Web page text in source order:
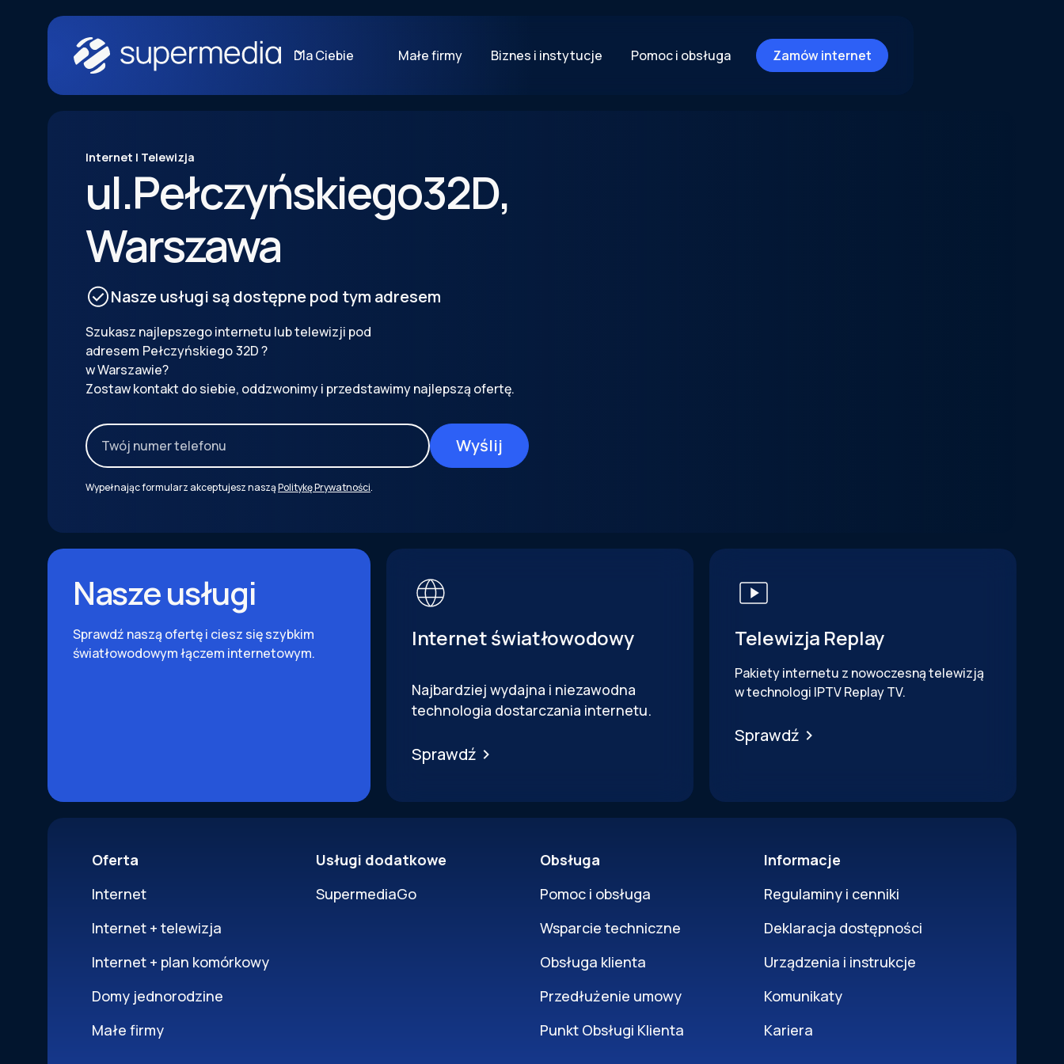
Dla Ciebie Małe firmy Biznes i instytucje Pomoc i obsługa Zamów internet
Internet | Telewizja
ul.Pełczyńskiego32D,
Warszawa
Nasze usługi są dostępne pod tym adresem
Szukasz najlepszego internetu lub telewizji pod
adresem Pełczyńskiego32D?
w Warszawie?
Zostaw kontakt do siebie, oddzwonimy i przedstawimy najlepszą ofertę.
Wypełnając formularz akceptujesz nasząPolitykę Prywatności.
Nasze usługi
Sprawdź naszą ofertę i ciesz się szybkim
światłowodowym łączem internetowym.
Internet światłowodowy
Najbardziej wydajna i niezawodna
technologia dostarczania internetu.
Sprawdź
Telewizja Replay
Pakiety internetu z nowoczesną telewizją
w technologi IPTV Replay TV.
Sprawdź
Oferta
Internet
Internet + telewizja
Internet + plan komórkowy
Domy jednorodzine
Małe firmy
Usługi dodatkowe
SupermediaGo
Obsługa
Pomoc i obsługa
Wsparcie techniczne
Obsługa klienta
Przedłużenie umowy
Punkt Obsługi Klienta
Informacje
Regulaminy i cenniki
Deklaracja dostępności
Urządzenia i instrukcje
Komunikaty
Kariera